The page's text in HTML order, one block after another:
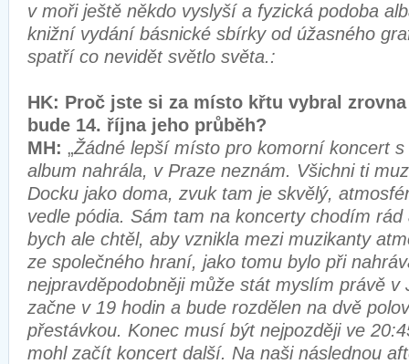
v moři ještě někdo vyslyší a fyzická podoba
knižní vydání básnické sbírky od úžasného
spatří co nevidět světlo světa.:
HK: Proč jste si za místo křtu vybral
bude 14. října jeho průběh?
MH: „Žádné lepší místo pro komorní koncert
album nahrála, v Praze neznám. Všichni ti
Docku jako doma, zvuk tam je skvělý,
vedle pódia. Sám tam na koncerty chodím
bych ale chtěl, aby vznikla mezi muzikanty
ze společného hraní, jako tomu bylo při
nejpravděpodobněji může stát myslím právě v
začne v 19 hodin a bude rozdělen na dvě
přestávkou. Konec musí být nejpozději ve
mohl začít koncert další. Na naši následnou